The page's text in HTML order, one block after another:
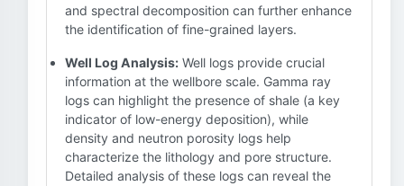
and spectral decomposition can further enhance
the identification of fine-grained layers.
Well Log Analysis: Well logs provide crucial
information at the wellbore scale. Gamma ray
logs can highlight the presence of shale (a key
indicator of low-energy deposition), while
density and neutron porosity logs help
characterize the lithology and pore structure.
Detailed analysis of these logs can reveal the